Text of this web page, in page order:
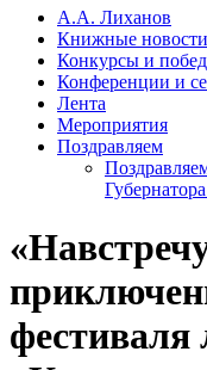
А.А. Лиханов
Книжные новости
Конкурсы и
Конференции и
Лента
Мероприятия
Поздравляем
фестиваля